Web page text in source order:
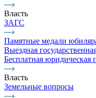
Власть
ЗАГС
Памятные медали
Выездная
Бесплатная юридическая
Власть
Земельные вопросы